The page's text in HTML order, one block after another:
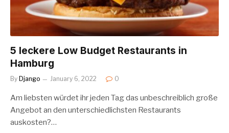
5 leckere Low Budget Restaurants in
Hamburg
By Django January 6, 2022 0
Am liebsten würdet ihr jeden Tag das unbeschreiblich große
Angebot an den unterschiedlichsten Restaurants
auskosten?…